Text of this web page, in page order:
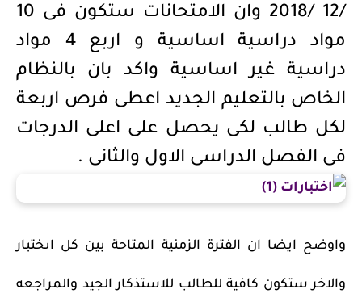
/12 /2018 وان الامتحانات ستكون فى 10
مواد دراسية اساسية و اربع 4 مواد
دراسية غير اساسية واكد بان بالنظام
الخاص بالتعليم الجديد اعطى فرص اربعة
لكل طالب لكى يحصل على اعلى الدرجات
فى الفصل الدراسى الاول والثانى .
واوضح ايضا ان الفترة الزمنية المتاحة بين كل اىختبار
والاخر ستكون كافية للطالب للاستذكار الجيد والمراجعه